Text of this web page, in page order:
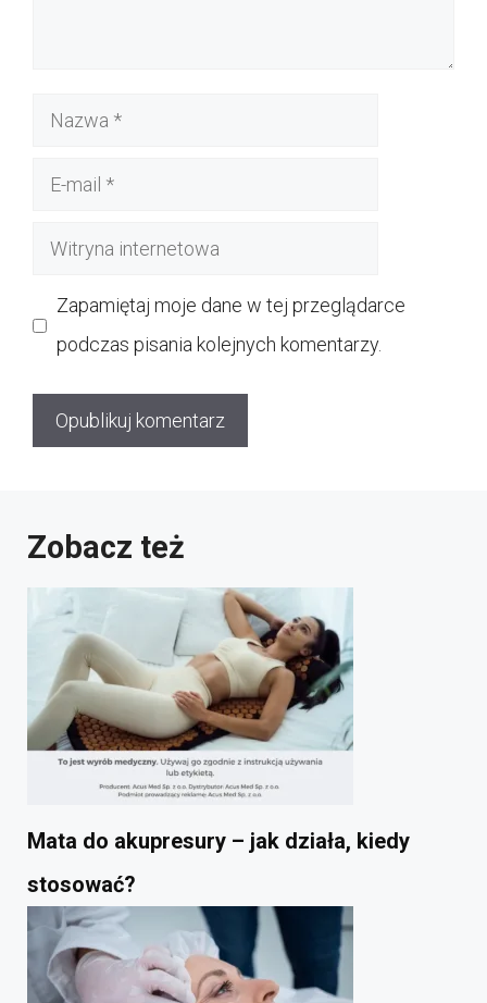
Nazwa
Witryna
Zapamiętaj moje dane w tej przeglądarce
podczas pisania kolejnych komentarzy.
Zobacz też
Mata do akupresury – jak działa, kiedy
stosować?